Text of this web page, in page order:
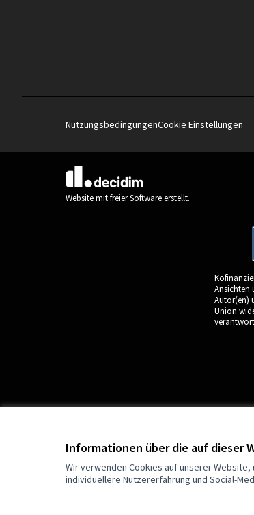
Informationen über die auf dieser
Wir verwenden Cookies auf unserer
individuellere Nutzererfahrung und Social-
NutzungsbedingungenCookie Einstellungen
(Externer Link)
Website mitfreier Softwareerstellt.
Ansichten
Autor(en)
Union